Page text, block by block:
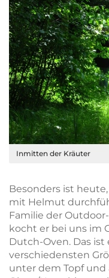
Inmitten der Kräuter
Besonders ist
mit Helmut
Familie der
kocht er bei uns im
Dutch-Oven. Das ist
verschiedensten
unter dem Topf